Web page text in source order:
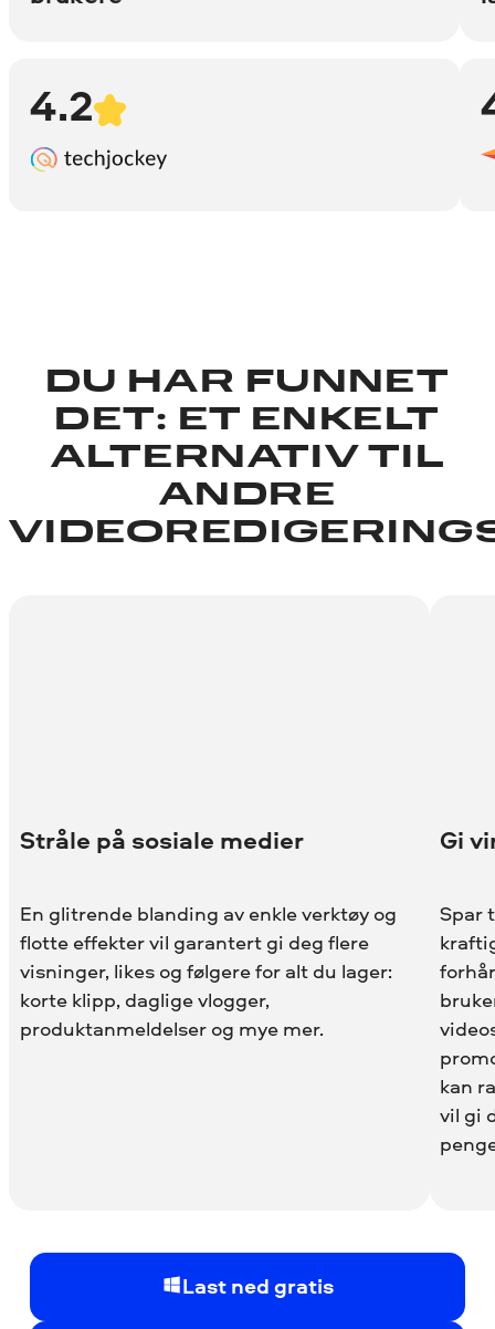
4.2
DU HAR FUNNET
DET: ET ENKELT
ALTERNATIV TIL
ANDRE
Stråle på sosiale medier
En glitrende blanding av enkle verktøy og
flotte effekter vil garantert gi deg flere
visninger, likes og følgere for alt du lager:
korte klipp, daglige vlogger,
produktanmeldelser og mye mer.
Gi
Spar
kan
vil gi
Last ned gratis